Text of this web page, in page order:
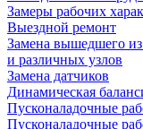
Замеры рабочих
Выездной ремонт
Замена вышедшего из
и различных узлов
Замена датчиков
Динамическая
Пусконаладочные
Пусконаладочные